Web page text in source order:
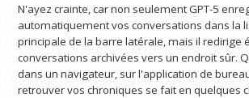
N'ayez crainte, car non seulement GPT-5
automatiquement vos conversations dans la
principale de la barre latérale, mais il redirige
conversations archivées vers un endroit sûr.
dans un navigateur, sur l'application de
retrouver vos chroniques se fait en quelques